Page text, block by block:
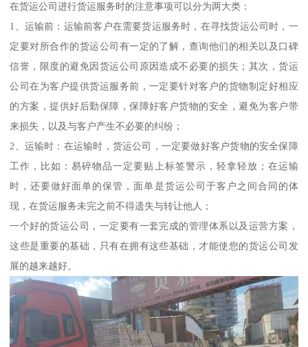
在货运公司进行货运服务时的注意事项可以分为两大类：
1、运输前：运输前客户在需要货运服务时，在寻找货运公司时，一
定要对所合作的货运公司有一定的了解，查询他们的相关以及口碑
信誉，限度的避免因货运公司原因造成不必要的损失；其次，货运
公司在为客户提供货运服务前，一定要针对客户的货物制定好相应
的方案，提供好后勤保障，保障好客户货物的安全，避免为客户带
来损失，以及与客户产生不必要的纠纷；
2、运输时：在运输时，货运公司，一定要做好客户货物的安全保障
工作，比如：易碎物品一定要贴上标签警示，轻拿轻放；在运输
时，还要做好面单的保管，面单是货运公司于客户之间合同的体
现，在货运服务未完之前不得遗失与转让他人；
一个好的货运公司，一定要有一套完成的管理体系以及运营方案，
这些是重要的基础，只有在拥有这些基础，才能使您的货运公司发
展的越来越好。